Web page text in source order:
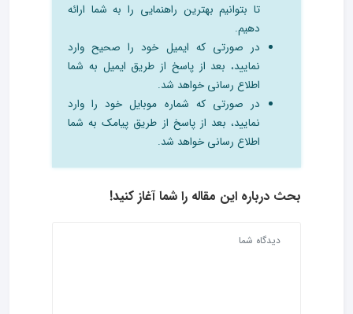
تا بتوانیم بهترین راهنمایی را به شما ارائه
دهیم.
در صورتی که ایمیل خود را صحیح وارد
نمایید، بعد از پاسخ از طریق ایمیل به شما
اطلاع رسانی خواهد شد.
در صورتی که شماره موبایل خود را وارد
نمایید، بعد از پاسخ از طریق پیامک به شما
اطلاع رسانی خواهد شد.
بحث درباره این مقاله را شما آغاز کنید!